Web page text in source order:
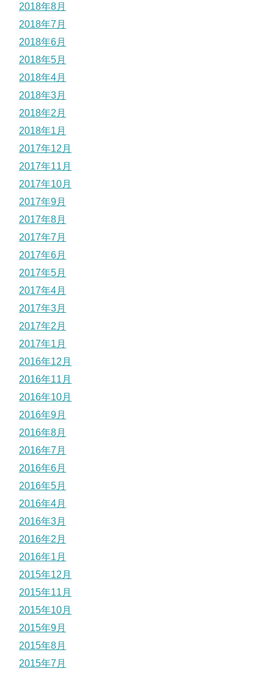
2018年8月
2018年7月
2018年6月
2018年5月
2018年4月
2018年3月
2018年2月
2018年1月
2017年12月
2017年11月
2017年10月
2017年9月
2017年8月
2017年7月
2017年6月
2017年5月
2017年4月
2017年3月
2017年2月
2017年1月
2016年12月
2016年11月
2016年10月
2016年9月
2016年8月
2016年7月
2016年6月
2016年5月
2016年4月
2016年3月
2016年2月
2016年1月
2015年12月
2015年11月
2015年10月
2015年9月
2015年8月
2015年7月